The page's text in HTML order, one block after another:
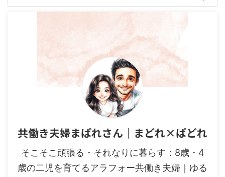
共働き夫婦まぱれさん｜まどれ×ぱどれ
そこそこ頑張る・それなりに暮らす：8歳・4
歳の二児を育てるアラフォー共働き夫婦｜ゆる